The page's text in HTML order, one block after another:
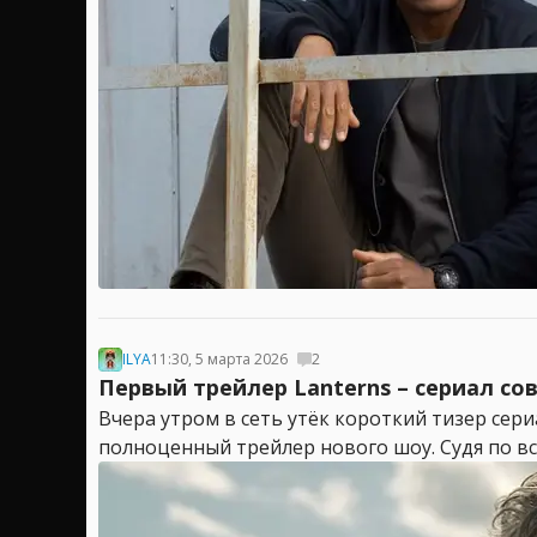
ILYA11:30, 5 марта 2026 2
Первый трейлер Lanterns – сериал
Вчера утром в сеть утёк короткий тизер
полноценный трейлер нового шоу. Судя по